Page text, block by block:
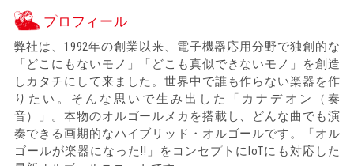
プロフィール
弊社は、1992年の創業以来、電子機器応用分野で独創的な
「どこにもないモノ」「どこも真似できないモノ」を創造
しカタチにして来ました。世界中で誰も作らない楽器を作
りたい。そんな思いで生み出した「カナデオン（奏
音）」。本物のオルゴールメカを搭載し、どんな曲でも演
奏できる画期的なハイブリッド・オルゴールです。「オル
ゴールが楽器になった!!」をコンセプトにIoTにも対応した